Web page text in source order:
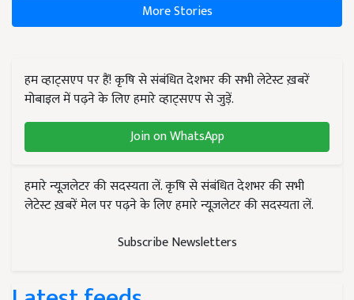
More Stories
हम व्हाट्सएप पर हैं! कृषि से संबंधित देशभर की सभी लेटेस्ट ख़बरें
मोबाइल में पढ़ने के लिए हमारे व्हाट्सएप से जुड़ें.
Join on WhatsApp
हमारे न्यूज़लेटर की सदस्यता लें. कृषि से संबंधित देशभर की सभी
लेटेस्ट ख़बरें मेल पर पढ़ने के लिए हमारे न्यूज़लेटर की सदस्यता लें.
Subscribe Newsletters